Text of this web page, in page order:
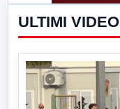
ULTIMI VIDEO